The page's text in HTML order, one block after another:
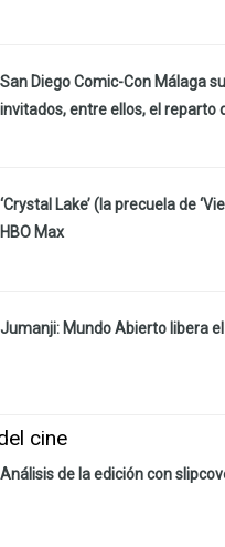
San Diego Comic-Con Málaga
invitados, entre ellos, el reparto
‘Crystal Lake’ (la precuela de
HBO Max
Jumanji: Mundo Abierto libera
cine
Análisis de la edición con